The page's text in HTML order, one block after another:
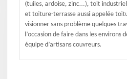
(tuiles, ardoise, zinc...), toit
et toiture-terrasse aussi appelée
visionner sans problème quelques
l’occasion de faire dans les environs
équipe d’artisans couvreurs.